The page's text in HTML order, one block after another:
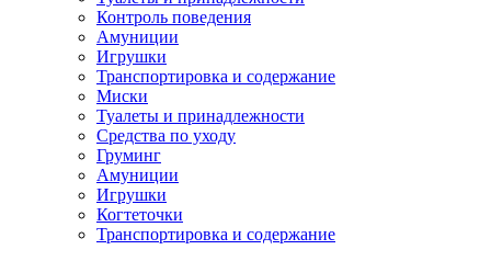
Контроль поведения
Амуниции
Игрушки
Транспортировка и содержание
Миски
Туалеты и принадлежности
Средства по уходу
Груминг
Амуниции
Игрушки
Когтеточки
Транспортировка и содержание